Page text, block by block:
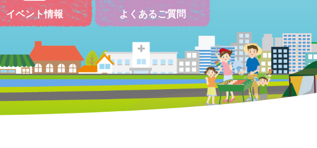
イベント情報 よくあるご質問